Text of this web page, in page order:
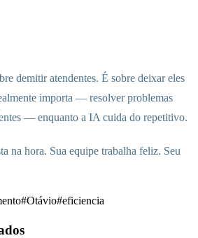
demitir atendentes. É sobre deixar eles
importa — resolver problemas
— enquanto a IA cuida do repetitivo.
na hora. Sua equipe trabalha feliz. Seu
#Otávio#eficiencia